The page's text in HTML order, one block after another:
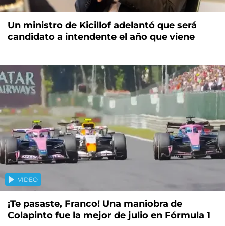
Un ministro de Kicillof adelantó que será
candidato a intendente el año que viene
VIDEO
¡Te pasaste, Franco! Una maniobra de
Colapinto fue la mejor de julio en Fórmula 1